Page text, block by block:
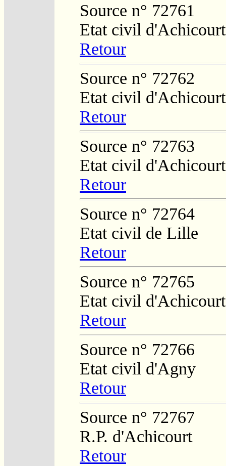
Source n° 72761
Etat civil d'Achicourt
Retour
Source n° 72762
Etat civil d'Achicourt
Retour
Source n° 72763
Etat civil d'Achicourt
Retour
Source n° 72764
Etat civil de Lille
Retour
Source n° 72765
Etat civil d'Achicourt
Retour
Source n° 72766
Etat civil d'Agny
Retour
Source n° 72767
R.P. d'Achicourt
Retour